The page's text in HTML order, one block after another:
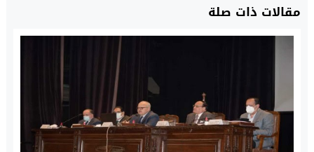
مقالات ذات صلة